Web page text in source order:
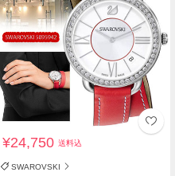
¥24,750送料込
SWAROVSKI